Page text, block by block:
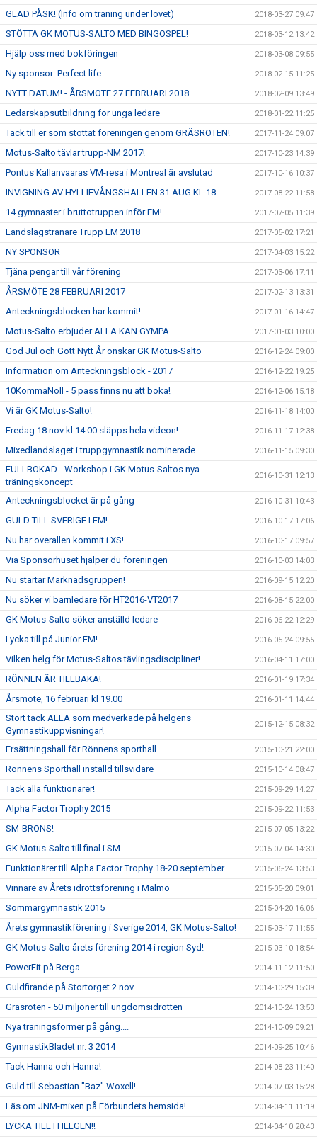
GLAD PÅSK! (Info om träning under lovet) 2018-03-27 09:47
STÖTTA GK MOTUS-SALTO MED BINGOSPEL! 2018-03-12 13:42
Hjälp oss med bokföringen 2018-03-08 09:55
Ny sponsor: Perfect life 2018-02-15 11:25
NYTT DATUM! - ÅRSMÖTE 27 FEBRUARI 2018 2018-02-09 13:49
Ledarskapsutbildning för unga ledare 2018-01-22 11:25
Tack till er som stöttat föreningen genom GRÄSROTEN! 2017-11-24 09:07
Motus-Salto tävlar trupp-NM 2017! 2017-10-23 14:39
Pontus Kallanvaaras VM-resa i Montreal är avslutad 2017-10-16 10:37
INVIGNING AV HYLLIEVÅNGSHALLEN 31 AUG KL.18 2017-08-22 11:58
14 gymnaster i bruttotruppen inför EM! 2017-07-05 11:39
Landslagstränare Trupp EM 2018 2017-05-02 17:21
NY SPONSOR 2017-04-03 15:22
Tjäna pengar till vår förening 2017-03-06 17:11
ÅRSMÖTE 28 FEBRUARI 2017 2017-02-13 13:31
Anteckningsblocken har kommit! 2017-01-16 14:47
Motus-Salto erbjuder ALLA KAN GYMPA 2017-01-03 10:00
God Jul och Gott Nytt År önskar GK Motus-Salto 2016-12-24 09:00
Information om Anteckningsblock - 2017 2016-12-22 19:25
10KommaNoll - 5 pass finns nu att boka! 2016-12-06 15:18
Vi är GK Motus-Salto! 2016-11-18 14:00
Fredag 18 nov kl 14.00 släpps hela videon! 2016-11-17 12:38
Mixedlandslaget i truppgymnastik nominerade..... 2016-11-15 09:30
FULLBOKAD - Workshop i GK Motus-Saltos nya
träningskoncept
2016-10-31 12:13
Anteckningsblocket är på gång 2016-10-31 10:43
GULD TILL SVERIGE I EM! 2016-10-17 17:06
Nu har overallen kommit i XS! 2016-10-17 09:57
Via Sponsorhuset hjälper du föreningen 2016-10-03 14:03
Nu startar Marknadsgruppen! 2016-09-15 12:20
Nu söker vi barnledare för HT2016-VT2017 2016-08-15 22:00
GK Motus-Salto söker anställd ledare 2016-06-22 12:29
Lycka till på Junior EM! 2016-05-24 09:55
Vilken helg för Motus-Saltos tävlingsdiscipliner! 2016-04-11 17:00
RÖNNEN ÄR TILLBAKA! 2016-01-19 17:34
Årsmöte, 16 februari kl 19.00 2016-01-11 14:44
Stort tack ALLA som medverkade på helgens
Gymnastikuppvisningar!
2015-12-15 08:32
Ersättningshall för Rönnens sporthall 2015-10-21 22:00
Rönnens Sporthall inställd tillsvidare 2015-10-14 08:47
Tack alla funktionärer! 2015-09-29 14:27
Alpha Factor Trophy 2015 2015-09-22 11:53
SM-BRONS! 2015-07-05 13:22
GK Motus-Salto till final i SM 2015-07-04 14:30
Funktionärer till Alpha Factor Trophy 18-20 september 2015-06-24 13:53
Vinnare av Årets idrottsförening i Malmö 2015-05-20 09:01
Sommargymnastik 2015 2015-04-20 16:06
Årets gymnastikförening i Sverige 2014, GK Motus-Salto! 2015-03-17 11:55
GK Motus-Salto årets förening 2014 i region Syd! 2015-03-10 18:54
PowerFit på Berga 2014-11-12 11:50
Guldfirande på Stortorget 2 nov 2014-10-29 15:39
Gräsroten - 50 miljoner till ungdomsidrotten 2014-10-24 13:53
Nya träningsformer på gång.... 2014-10-09 09:21
GymnastikBladet nr. 3 2014 2014-09-25 10:46
Tack Hanna och Hanna! 2014-08-23 11:40
Guld till Sebastian "Baz" Woxell! 2014-07-03 15:28
Läs om JNM-mixen på Förbundets hemsida! 2014-04-11 11:19
LYCKA TILL I HELGEN!! 2014-04-10 20:43